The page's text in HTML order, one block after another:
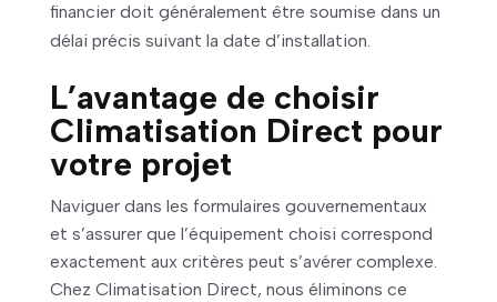
financier doit généralement être soumise dans un
délai précis suivant la date d’installation.
L’avantage de choisir
Climatisation Direct pour
votre projet
Naviguer dans les formulaires gouvernementaux
et s’assurer que l’équipement choisi correspond
exactement aux critères peut s’avérer complexe.
Chez Climatisation Direct, nous éliminons ce